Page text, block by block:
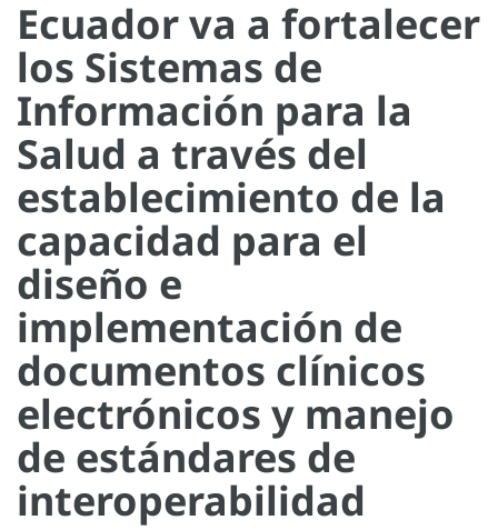
Ecuador va a fortalecer
los Sistemas de
Información para la
Salud a través del
establecimiento de la
capacidad para el
diseño e
implementación de
documentos clínicos
electrónicos y manejo
de estándares de
interoperabilidad